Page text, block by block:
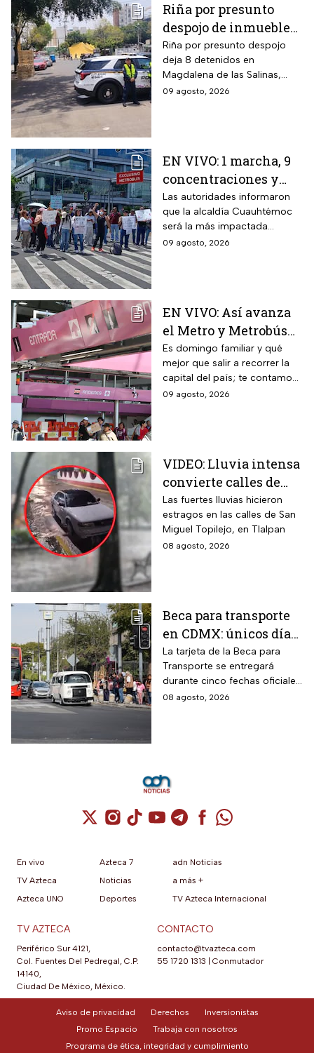
Riña por presunto
despojo de inmueble
en la GAM deja 8
detenidos
Riña por presunto despojo
deja 8 detenidos en
Magdalena de las Salinas,
GAM. Vecina denuncia intento
09 agosto, 2026
EN VIVO: 1 marcha, 9
concentraciones y
eventos en CDMX hoy
domingo 9 de agosto
Las autoridades informaron
que la alcaldía Cuauhtémoc
será la más impactada
durante este domingo; sigue
09 agosto, 2026
EN VIVO: Así avanza
el Metro y Metrobús
CDMX hoy domingo 9
de agosto
Es domingo familiar y qué
mejor que salir a recorrer la
capital del país; te contamos
cómo van los principales
09 agosto, 2026
VIDEO: Lluvia intensa
convierte calles de
Tlalpan en ríos
Las fuertes lluvias hicieron
estragos en las calles de San
Miguel Topilejo, en Tlalpan
08 agosto, 2026
Beca para transporte
en CDMX: únicos días
para recoger la tarjeta
si te atrasaste
La tarjeta de la Beca para
Transporte se entregará
durante cinco fechas oficiales
en la CDMX; estos son los
08 agosto, 2026
Cuenta de X / Twitter (se abre en una
Cuenta de Instagram (se abre en una
Cuenta de TikTok (se abre en
Cuenta de YouTube (se abre
Cuenta de Telegram (se
Cuenta de
Cuenta de
En vivo
TV Azteca
Azteca UNO
Azteca 7
Noticias
Deportes
adn Noticias
a más +
TV Azteca Internacional
TV AZTECA
Periférico Sur 4121,
Col. Fuentes Del Pedregal, C.P.
14140,
Ciudad De México, México.
CONTACTO
contacto@tvazteca.com
55 1720 1313
Conmutador
Aviso de privacidad Derechos
Inversionistas
Promo Espacio
Trabaja con nosotros
Programa de ética, integridad y cumplimiento